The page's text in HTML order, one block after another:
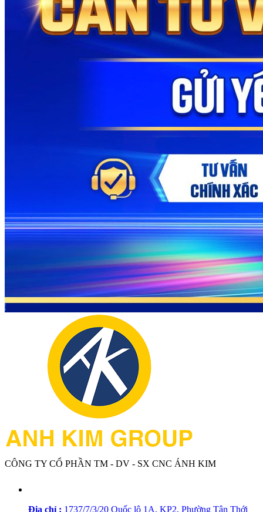
CÔNG TY CỔ PHẦN TM - DV - SX CNC ÁNH KIM
Địa chỉ : 1737/7/3/20 Quốc lộ 1A, KP2, Phường Tân Thới